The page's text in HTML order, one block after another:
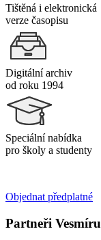
Tištěná i elektronická
verze časopisu
Digitální archiv
od roku 1994
Speciální nabídka
pro školy a studenty
Objednat předplatné
Partneři Vesmíru